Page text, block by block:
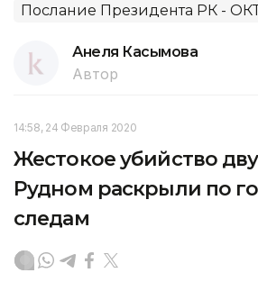
Послание Президента РК -
Анеля Касымова
Автор
14:58, 24 Февраля 2020
Жестокое убийство
Рудном раскрыли по
следам